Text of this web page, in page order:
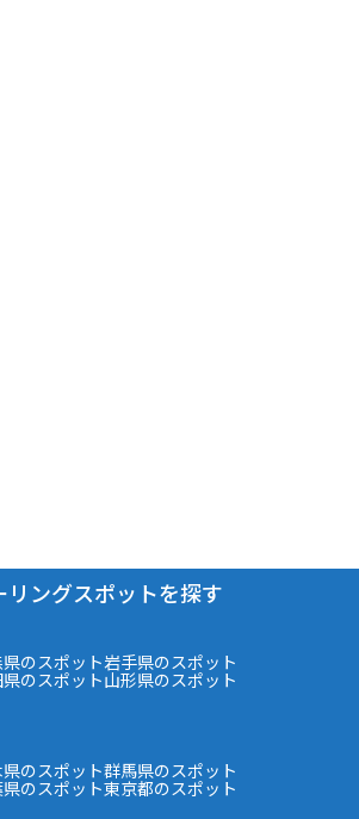
ングスポットを探す
のスポット岩手県のスポット
のスポット山形県のスポット
のスポット群馬県のスポット
のスポット東京都のスポット